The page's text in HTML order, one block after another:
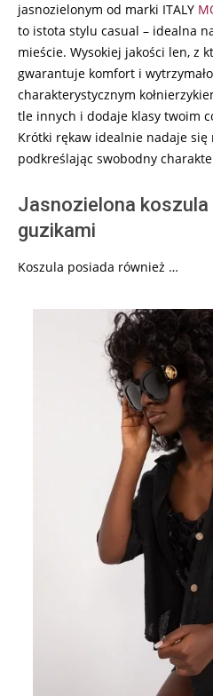
jasnozielonym od marki ITALY
to istota stylu casual – idealna
mieście. Wysokiej jakości len, z
gwarantuje komfort i
charakterystycznym
tle innych i dodaje klasy twoim
Krótki rękaw idealnie nadaje się
podkreślając swobodny
Jasnozielona koszula
guzikami
Koszula posiada również …